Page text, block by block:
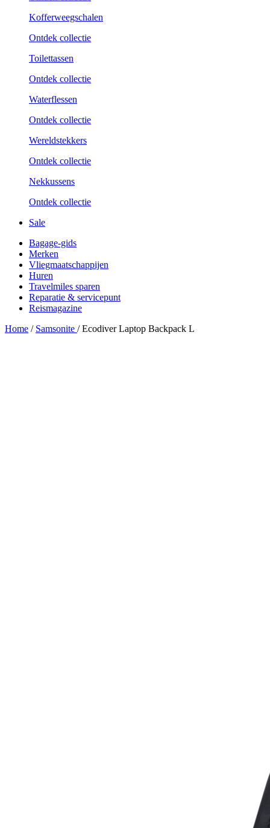
Kofferweegschalen
Ontdek collectie
Toilettassen
Ontdek collectie
Waterflessen
Ontdek collectie
Wereldstekkers
Ontdek collectie
Nekkussens
Ontdek collectie
Sale
Bagage-gids
Merken
Vliegmaatschappijen
Huren
Travelmiles sparen
Reparatie & servicepunt
Reismagazine
Home / Samsonite / Ecodiver Laptop Backpack L